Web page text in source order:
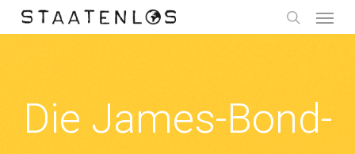
Skip
to
search
Die James-Bond-